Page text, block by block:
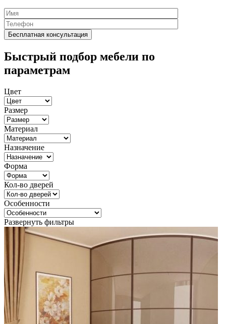
Быстрый подбор мебели по
параметрам
Цвет
Размер
Материал
Назначение
Форма
Кол-во дверей
Особенности
Развернуть фильтры